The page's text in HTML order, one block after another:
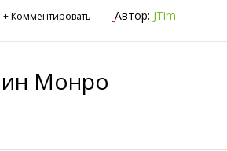
+ Комментировать Автор: JTim
Монро